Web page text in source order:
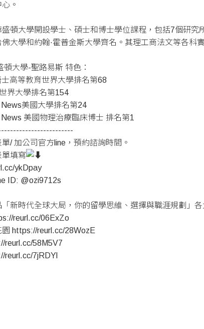
。
頓大學開設學士、碩士和博士學位課程，包括7個研
大學和約翰·霍普金斯大學齊名。其理工商法文等各科
頓大學-聖路易斯 特色：
高等教育世界大學排名第68
界大學排名第154
美國大學排名第24
美國物理治療臨床博士 排名第1
/ 加公司官方line，預約諮詢時間。
單填寫
ykDpay
ID: @ozi9712s
新時代全球大局，你的留學思維、選擇與職涯規劃」各
reurl.cc/06ExZo
https://reurl.cc/28WozE
reurl.cc/58M5V7
reurl.cc/7jRDYl